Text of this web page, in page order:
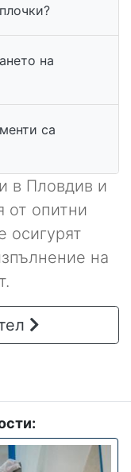
на
са
в Пловдив и
от опитни
осигурят
на